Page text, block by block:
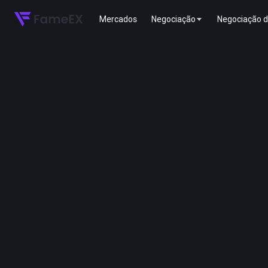
Mercados Negociação Negociação